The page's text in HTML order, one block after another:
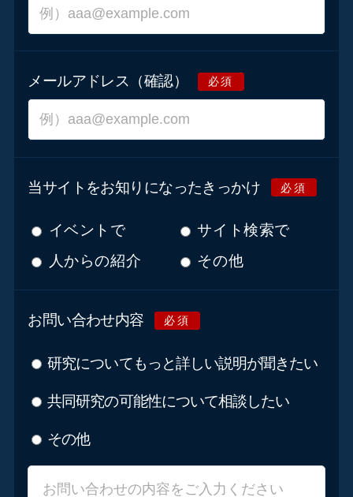
メールアドレス（確認） 必須
当サイトをお知りになったきっかけ 必須
イベントで
サイト検索で
人からの紹介
その他
お問い合わせ内容 必須
研究についてもっと詳しい説明が聞きたい
共同研究の可能性について相談したい
その他